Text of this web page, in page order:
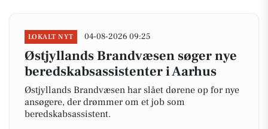
LOKALT NYT 04-08-2026 09:25
Østjyllands Brandvæsen søger nye
beredskabsassistenter i Aarhus
Østjyllands Brandvæsen har slået dørene op for nye
ansøgere, der drømmer om et job som
beredskabsassistent.